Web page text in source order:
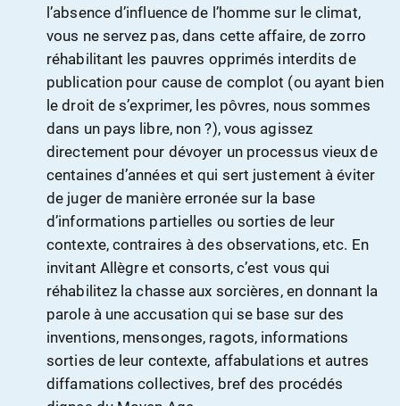
l’absence d’influence de l’homme sur le climat,
vous ne servez pas, dans cette affaire, de zorro
réhabilitant les pauvres opprimés interdits de
publication pour cause de complot (ou ayant bien
le droit de s’exprimer, les pôvres, nous sommes
dans un pays libre, non ?), vous agissez
directement pour dévoyer un processus vieux de
centaines d’années et qui sert justement à éviter
de juger de manière erronée sur la base
d’informations partielles ou sorties de leur
contexte, contraires à des observations, etc. En
invitant Allègre et consorts, c’est vous qui
réhabilitez la chasse aux sorcières, en donnant la
parole à une accusation qui se base sur des
inventions, mensonges, ragots, informations
sorties de leur contexte, affabulations et autres
diffamations collectives, bref des procédés